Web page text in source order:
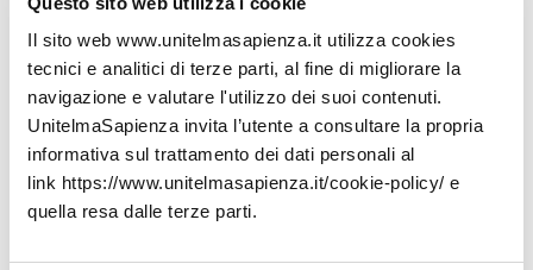
Il sito web www.unitelmasapienza.it utilizza cookies
tecnici e analitici di terze parti, al fine di migliorare la
navigazione e valutare l'utilizzo dei suoi contenuti.
UnitelmaSapienza invita l’utente a consultare la propria
informativa sul trattamento dei dati personali al
link https://www.unitelmasapienza.it/cookie-policy/ e
quella resa dalle terze parti.